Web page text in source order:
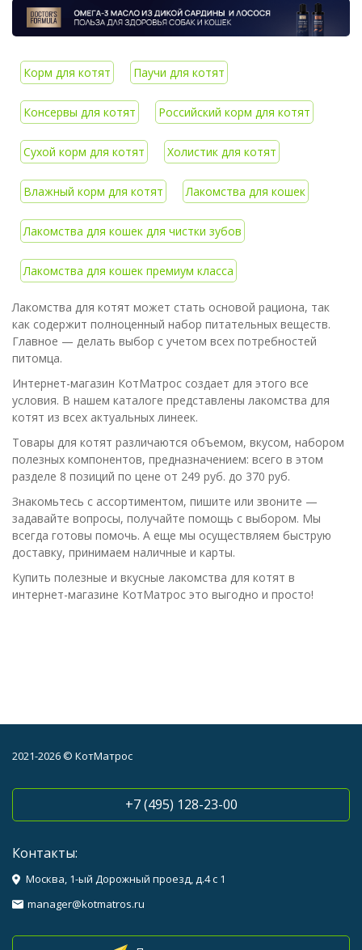
Корм для котят Паучи для котят
Консервы для котят Российский корм для котят
Сухой корм для котят Холистик для котят
Влажный корм для котят Лакомства для кошек
Лакомства для кошек для чистки зубов
Лакомства для кошек премиум класса
Лакомства для котят может стать основой рациона, так
как содержит полноценный набор питательных веществ.
Главное — делать выбор с учетом всех потребностей
питомца.
Интернет-магазин КотМатрос создает для этого все
условия. В нашем каталоге представлены лакомства для
котят из всех актуальных линеек.
Товары для котят различаются объемом, вкусом, набором
полезных компонентов, предназначением: всего в этом
разделе 8 позиций по цене от 249 руб. до 370 руб.
Знакомьтесь с ассортиментом, пишите или звоните —
задавайте вопросы, получайте помощь с выбором. Мы
всегда готовы помочь. А еще мы осуществляем быструю
доставку, принимаем наличные и карты.
Купить полезные и вкусные лакомства для котят в
интернет-магазине КотМатрос это выгодно и просто!
2021-2026 © КотМатрос
+7 (495) 128-23-00
Контакты:
Москва, 1-ый Дорожный проезд, д.4 с 1
manager@kotmatros.ru